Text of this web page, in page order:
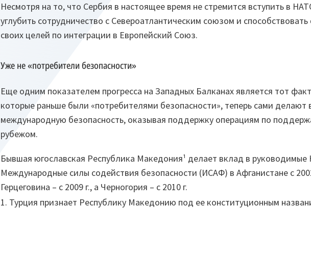
Несмотря на то, что Сербия в настоящее время не стремится вступить в
углубить сотрудничество с Североатлантическим союзом и
своих целей по интеграции в Европейский Союз.
Уже не «потребители безопасности»
Еще одним показателем прогресса на Западных Балканах является тот
которые раньше были «потребителями безопасности», теперь сами делают
международную безопасность, оказывая поддержку операциям по
рубежом.
Бывшая югославская Республика Македония¹ делает вклад в
Международные силы содействия безопасности (ИСАФ) в Афганистане с
Герцеговина – с 2009 г., а Черногория – с 2010 г.
1. Турция признает Республику Македонию под ее конституционным